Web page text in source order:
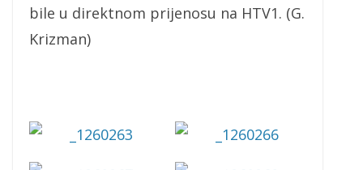
bile u direktnom prijenosu na HTV1. (G.
Krizman)